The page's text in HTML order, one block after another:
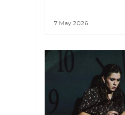
7 May 2026